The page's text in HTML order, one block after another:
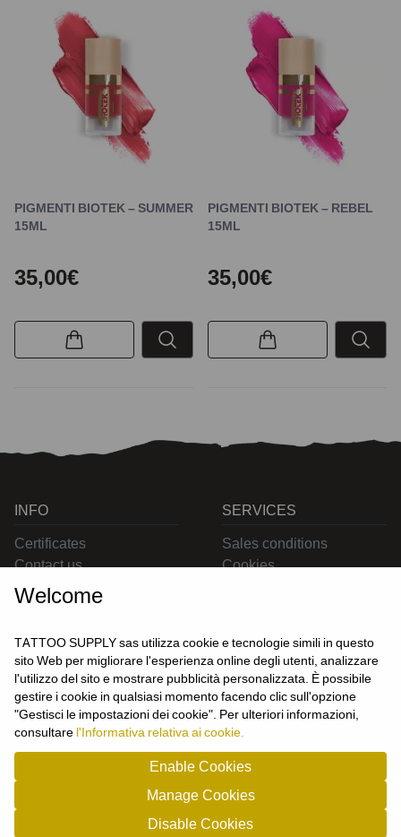
PIGMENTI BIOTEK – SUMMER
15ML
35,00€
PIGMENTI BIOTEK – REBEL
15ML
35,00€
CONTACT US
INFO
Certificates
Contact us
SERVICES
Sales conditions
Cookies
USER
Login
Join us
tel: 0119101326 - P.Iva/cf: 09963530010
Welcome
TATTOO SUPPLY sas utilizza cookie e tecnologie simili in questo
sito Web per migliorare l'esperienza online degli utenti, analizzare
l'utilizzo del sito e mostrare pubblicità personalizzata. È possibile
gestire i cookie in qualsiasi momento facendo clic sull'opzione
"Gestisci le impostazioni dei cookie". Per ulteriori informazioni,
consultare l'Informativa relativa ai cookie.
Enable Cookies
Manage Cookies
Disable Cookies